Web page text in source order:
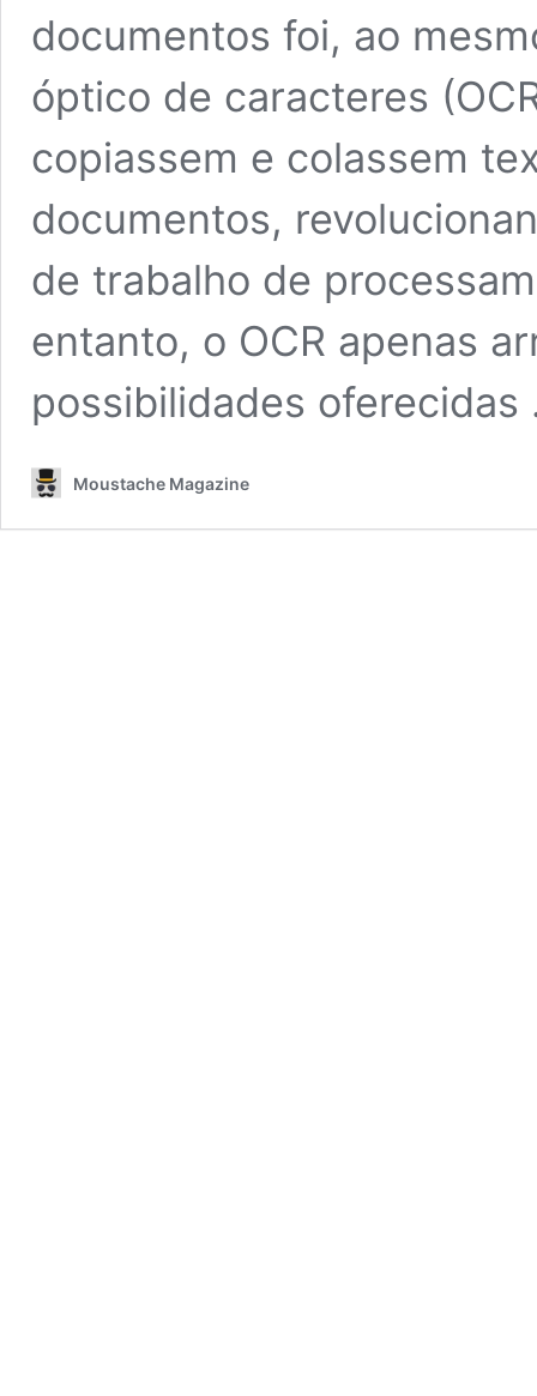
documentos foi, ao
óptico de caracteres
copiassem e colassem
documentos,
de trabalho de
entanto, o OCR apenas
possibilidades
Moustache Magazine